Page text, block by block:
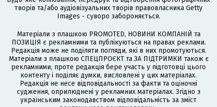
творів та/або аудіовізуальних творів правовласника Getty
Images - суворо забороняється.
Матеріали з плашкою PROMOTED, НОВИНИ КОМПАНІЙ та
ПОЗИЦІЯ є рекламними та публікуються на правах реклами.
Редакція може не поділяти погляди, які в них промотуються.
Матеріали з плашкою СПЕЦПРОЄКТ та ЗА ПІДТРИМКИ також є
рекламними, проте редакція бере участь у підготовці цього
контенту і поділяє думки, висловлені у цих матеріалах.
Редакція не несе відповідальності за факти та оціночні
судження, оприлюднені у рекламних матеріалах. Згідно з
українським законодавством відповідальність за зміст